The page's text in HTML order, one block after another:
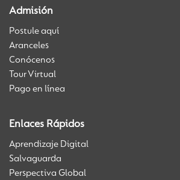
Admisión
Postule aquí
Aranceles
Conócenos
Tour Virtual
Pago en línea
Enlaces Rápidos
Aprendizaje Digital
Salvaguarda
Perspectiva Global